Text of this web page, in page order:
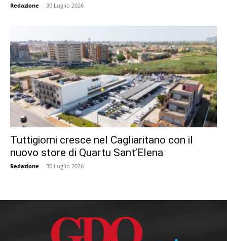
Redazione - 30 Luglio 2026
Tuttigiorni cresce nel Cagliaritano con il
nuovo store di Quartu Sant’Elena
Redazione - 30 Luglio 2026